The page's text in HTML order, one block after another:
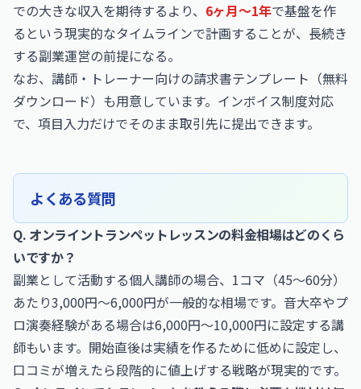
での大きな収入を期待するより、 6ヶ月〜1年で基盤を作
るという現実的なタイムラインで計画することが、長続き
する副業運営の前提になる。
なお、 講師・トレーナー向けの請求書テンプレート（無料
ダウンロード） も用意しています。インボイス制度対応
で、項目入力だけでそのまま取引先に提出できます。
よくある質問
Q. オンライントランペットレッスンの料金相場はどのくら
いですか？
副業として活動する個人講師の場合、1コマ（45〜60分）
あたり3,000円〜6,000円が一般的な相場です。音大卒やプ
ロ演奏経験がある場合は6,000円〜10,000円に設定する講
師もいます。開始直後は実績を作るために低めに設定し、
口コミが増えたら段階的に値上げする戦略が現実的です。